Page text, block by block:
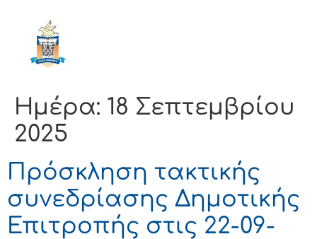
Ημέρα: 18 Σεπτεμβρίου
2025
Πρόσκληση τακτικής
συνεδρίασης Δημοτικής
Επιτροπής στις 22-09-